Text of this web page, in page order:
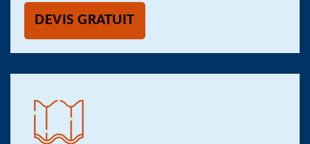
DEVIS GRATUIT